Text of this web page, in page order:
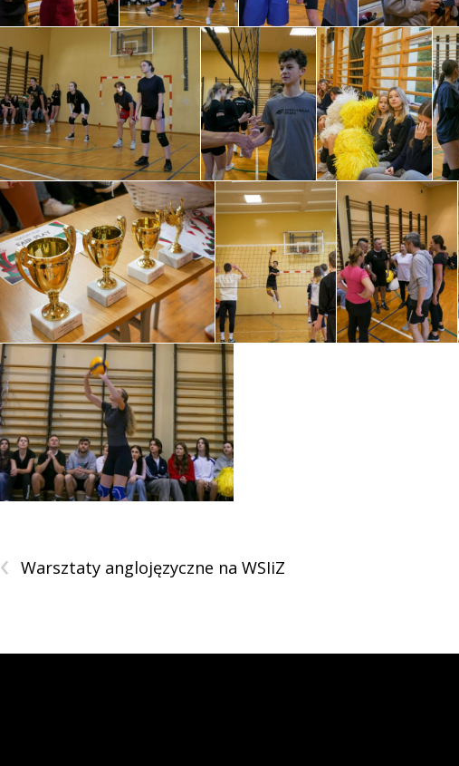
‹ Warsztaty anglojęzyczne na WSIiZ